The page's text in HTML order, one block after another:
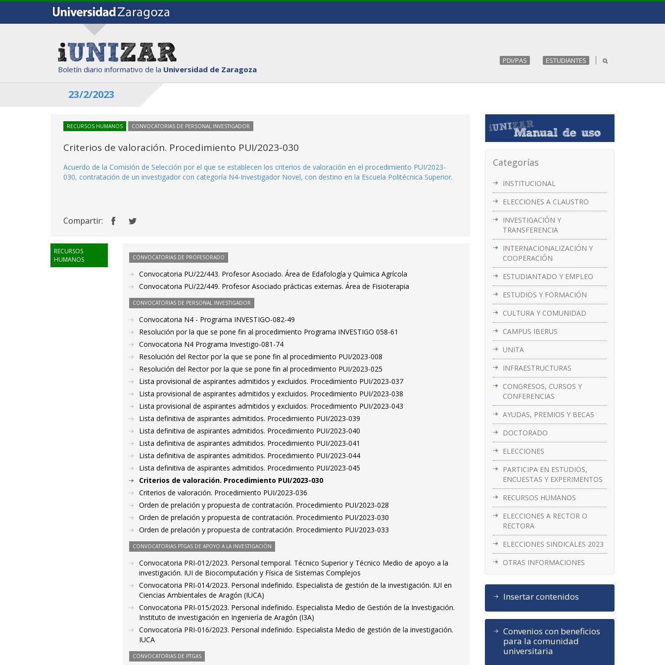
Boletín diario informativo de la Universidad de Zaragoza
PDI/PAS ESTUDIANTES
23/2/2023
Categorías
INSTITUCIONAL
ELECCIONES A CLAUSTRO
INVESTIGACIÓN Y
TRANSFERENCIA
INTERNACIONALIZACIÓN Y
COOPERACIÓN
ESTUDIANTADO Y EMPLEO
ESTUDIOS Y FORMACIÓN
CULTURA Y COMUNIDAD
CAMPUS IBERUS
UNITA
INFRAESTRUCTURAS
CONGRESOS, CURSOS Y
CONFERENCIAS
AYUDAS, PREMIOS Y BECAS
DOCTORADO
ELECCIONES
PARTICIPA EN ESTUDIOS,
ENCUESTAS Y EXPERIMENTOS
RECURSOS HUMANOS
ELECCIONES A RECTOR O
RECTORA
ELECCIONES SINDICALES 2023
OTRAS INFORMACIONES
Insertar contenidos
Convenios con beneficios
para la comunidad
universitaria
RECURSOS HUMANOS CONVOCATORIAS DE PERSONAL INVESTIGADOR
Criterios de valoración. Procedimiento PUI/2023-030
Acuerdo de la Comisión de Selección por el que se establecen los criterios de valoración en el procedimiento PUI/2023-
030, contratación de un investigador con categoría N4-Investigador Novel, con destino en la Escuela Politécnica Superior.
Compartir:
RECURSOS
HUMANOS
CONVOCATORIAS DE PROFESORADO
Convocatoria PU/22/443. Profesor Asociado. Área de Edafología y Química Agrícola
Convocatoria PU/22/449. Profesor Asociado prácticas externas. Área de Fisioterapia
CONVOCATORIAS DE PERSONAL INVESTIGADOR
Convocatoria N4 - Programa INVESTIGO-082-49
Resolución por la que se pone fin al procedimiento Programa INVESTIGO 058-61
Convocatoria N4 Programa Investigo-081-74
Resolución del Rector por la que se pone fin al procedimiento PUI/2023-008
Resolución del Rector por la que se pone fin al procedimiento PUI/2023-025
Lista provisional de aspirantes admitidos y excluidos. Procedimiento PUI/2023-037
Lista provisional de aspirantes admitidos y excluidos. Procedimiento PUI/2023-038
Lista provisional de aspirantes admitidos y excluidos. Procedimiento PUI/2023-043
Lista definitiva de aspirantes admitidos. Procedimiento PUI/2023-039
Lista definitiva de aspirantes admitidos. Procedimiento PUI/2023-040
Lista definitiva de aspirantes admitidos. Procedimiento PUI/2023-041
Lista definitiva de aspirantes admitidos. Procedimiento PUI/2023-044
Lista definitiva de aspirantes admitidos. Procedimiento PUI/2023-045
Criterios de valoración. Procedimiento PUI/2023-030
Criterios de valoración. Procedimiento PUI/2023-036
Orden de prelación y propuesta de contratación. Procedimiento PUI/2023-028
Orden de prelación y propuesta de contratación. Procedimiento PUI/2023-030
Orden de prelación y propuesta de contratación. Procedimiento PUI/2023-033
CONVOCATORIAS PTGAS DE APOYO A LA INVESTIGACIÓN
Convocatoria PRI-012/2023. Personal temporal. Técnico Superior y Técnico Medio de apoyo a la
investigación. IUI de Biocomputación y Física de Sistemas Complejos
Convocatoria PRI-014/2023. Personal indefinido. Especialista de gestión de la investigación. IUI en
Ciencias Ambientales de Aragón (IUCA)
Convocatoria PRI-015/2023. Personal indefinido. Especialista Medio de Gestión de la Investigación.
Instituto de investigación en Ingeniería de Aragón (I3A)
Convocatoria PRI-016/2023. Personal indefinido. Especialista Medio de gestión de la investigación.
IUCA
CONVOCATORIAS DE PTGAS